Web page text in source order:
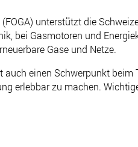
unterstützt die
bei Gasmotoren und
Gase und Netze.
einen Schwerpunkt beim
erlebbar zu machen.